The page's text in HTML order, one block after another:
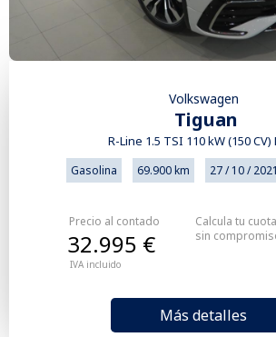
Volkswagen
Tiguan
R-Line 1.5 TSI 110 kW (150 CV)
Gasolina 69.900 km 27 / 10 / 2021
Precio al contado
IVA incluido
32.995 €
Más detalles
Calcula tu cuota
sin